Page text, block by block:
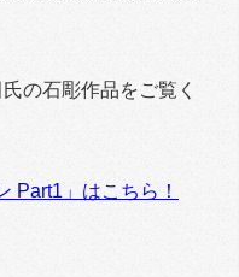
の石彫作品をご覧く
Part1」はこちら！